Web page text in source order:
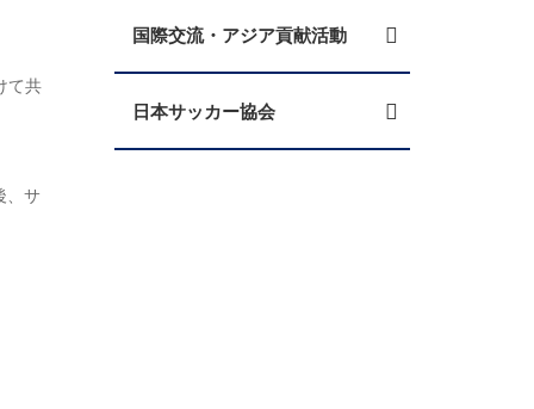
て共
、サ
国際交流・アジア貢献活動
日本サッカー協会